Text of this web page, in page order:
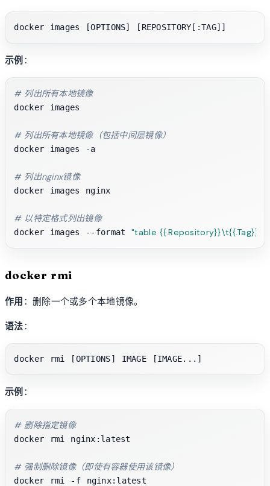
示例 ：
# 列出所有本地镜像
docker images
# 列出所有本地镜像（包括中间层镜像）
docker images -a
# 列出nginx镜像
docker images nginx
# 以特定格式列出镜像
docker images --format "table
docker rmi
作用 ：删除一个或多个本地镜像。
语法：
示例 ：
# 删除指定镜像
docker rmi nginx:latest
# 强制删除镜像（即使有容器使用该镜像）
docker rmi -f nginx:latest